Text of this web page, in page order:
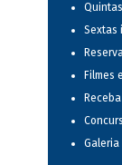
Sextas
Filmes
Galeria